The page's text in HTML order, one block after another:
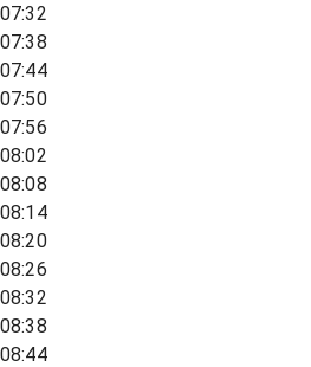
07:32
07:38
07:44
07:50
07:56
08:02
08:08
08:14
08:20
08:26
08:32
08:38
08:44